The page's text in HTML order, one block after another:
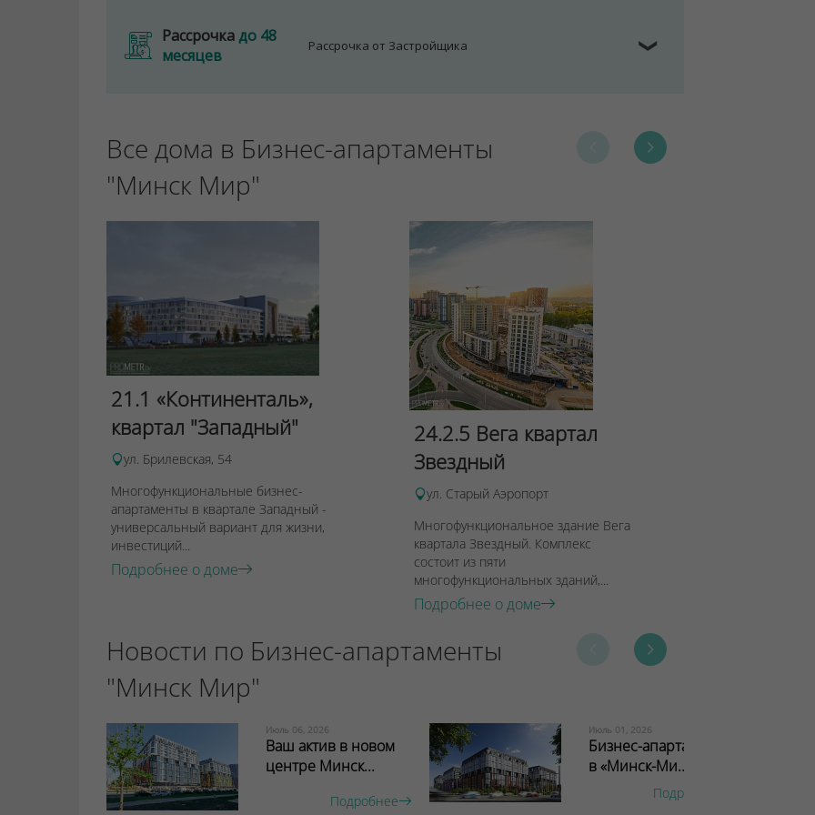
Рассрочкадо 48
месяцев
Рассрочка от Застройщика ❯
Все дома в Бизнес-апартаменты
"Минск Мир"
21.1 «Континенталь»,
квартал "Западный"
ул. Брилевская, 54
Многофункциональные бизнес-
апартаменты в квартале Западный -
универсальный вариант для жизни,
инвестиций...
Подробнее о доме
24.2.5 Вега квартал
Звездный
ул. Старый Аэропорт
Многофункциональное здание Вега
квартала Звездный. Комплекс
состоит из пяти
многофункциональных зданий,...
Подробнее о доме
Новости по Бизнес-апартаменты
"Минск Мир"
Июль 06, 2026
Ваш актив в новом
центре Минск...
Подробнее
Июль 01, 2026
Бизнес-апартаменты
в «Минск-Ми...
Подробнее